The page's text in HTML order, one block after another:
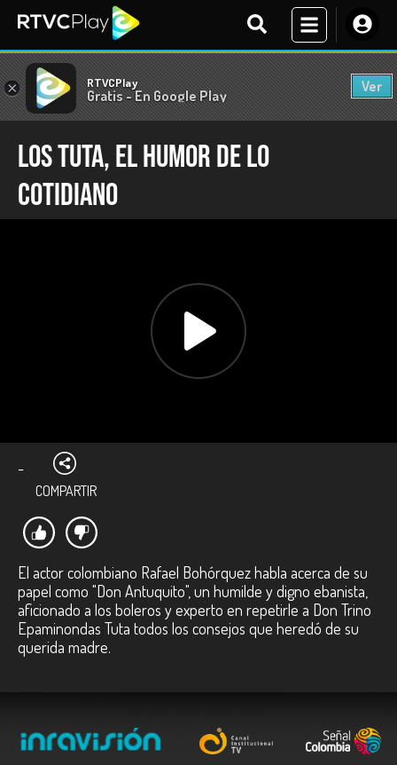
× RTVCPlay
Gratis - En Google Play
Ver
LOS TUTA, EL HUMOR DE LO
COTIDIANO
-
COMPARTIR
El actor colombiano Rafael Bohórquez habla acerca de su
papel como "Don Antuquito", un humilde y digno ebanista,
aficionado a los boleros y experto en repetirle a Don Trino
Epaminondas Tuta todos los consejos que heredó de su
querida madre.